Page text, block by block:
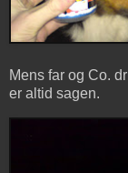
Mens far og Co.
er altid sagen.